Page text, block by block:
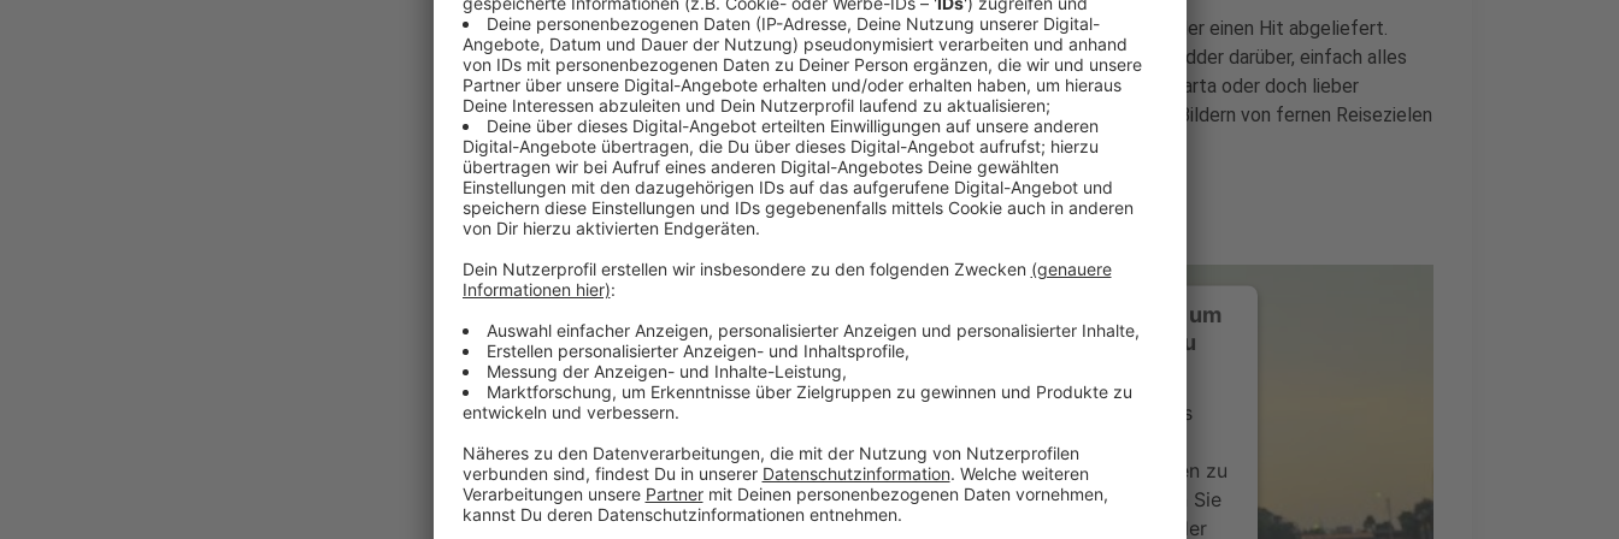
OneRepublic haben mit ihrem neuen Song “RUNAWAY” haben wieder einen Hit abgeliefert.
Passend zum Start der Sommersaison singt Frontsänger Ryan Tedder darüber, einfach alles
stehen und liegen zu lassen und in die Ferne zu reisen. Manila, Jakarta oder doch lieber
Singapur? Die gute Stimmung des Songs wird im Musikvideo mit Bildern von fernen Reisezielen
verstärkt. Wenn da keine Sommerstimmung aufkommt…
Anzeige
Wir benötigen Ihre Zustimmung, um
den YouTube Video-Service zu
Wir verwenden einen Service eines
Drittanbieters, um Videoinhalte
einzubetten. Dieser Service kann Daten zu
Ihren Aktivitäten sammeln. Bitte lesen Sie
die Details durch und stimmen Sie der